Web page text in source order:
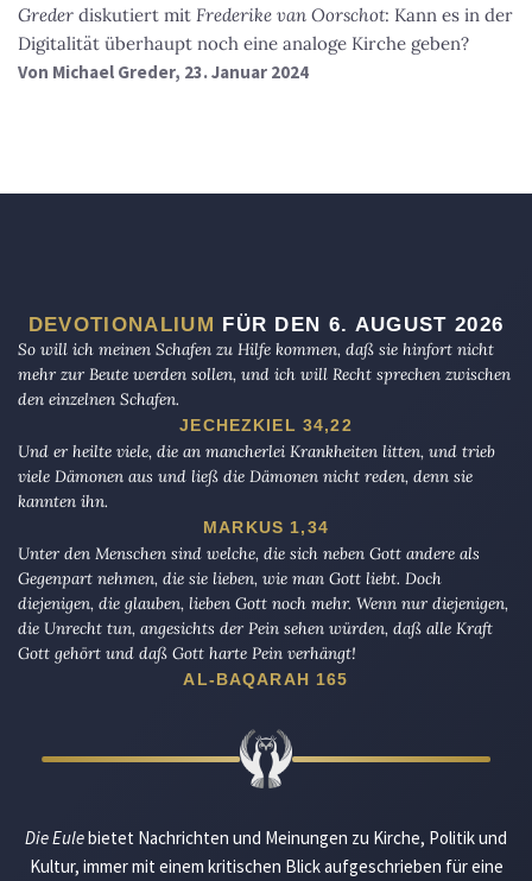
Greder diskutiert mit Frederike van Oorschot: Kann es in der
Digitalität überhaupt noch eine analoge Kirche geben?
Von Michael Greder, 23. Januar 2024
DEVOTIONALIUM FÜR DEN 6. AUGUST 2026
So will ich meinen Schafen zu Hilfe kommen, daß sie hinfort nicht
mehr zur Beute werden sollen, und ich will Recht sprechen zwischen
den einzelnen Schafen.
JECHEZKIEL 34,22
Und er heilte viele, die an mancherlei Krankheiten litten, und trieb
viele Dämonen aus und ließ die Dämonen nicht reden, denn sie
kannten ihn.
MARKUS 1,34
Unter den Menschen sind welche, die sich neben Gott andere als
Gegenpart nehmen, die sie lieben, wie man Gott liebt. Doch
diejenigen, die glauben, lieben Gott noch mehr. Wenn nur diejenigen,
die Unrecht tun, angesichts der Pein sehen würden, daß alle Kraft
Gott gehört und daß Gott harte Pein verhängt!
AL-BAQARAH 165
Die Eulebietet Nachrichten und Meinungen zu Kirche, Politik und
Kultur, immer mit einem kritischen Blick aufgeschrieben für eine